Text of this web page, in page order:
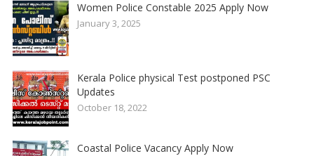
Women Police Constable 2025 Apply Now
January 3, 2025
Kerala Police physical Test postponed PSC
Updates
October 18, 2022
Coastal Police Vacancy Apply Now